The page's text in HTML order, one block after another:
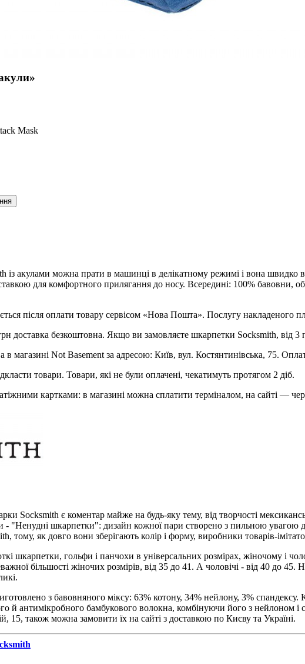
Mask
із акулами можна прати в машинці в делікатному режимі і вона швидко
для комфортного прилягання до носу. Всередині: 100% бавовни,
після оплати товару сервісом «Нова Пошта». Послугу накладеного
доставка безкоштовна. Якщо ви замовляєте шкарпетки Socksmith, від 3
магазині Not Basement за адресою: Київ, вул. Костянтинівська, 75.
товари. Товари, які не були оплачені, чекатимуть протягом 2 діб.
картками: в магазині можна сплатити терміналом, на сайті —
Socksmith є коментар майже на будь-яку тему, від творчості
- "Ненудні шкарпетки": дизайн кожної пари створено з пильною
тому, як довго вони зберігають колір і форму, виробники товарів-
шкарпетки, гольфи і панчохи в універсальних розмірах, жіночому і
більшості жіночих розмірів, від 35 до 41. А чоловічі - від 40 до
з бавовняного міксу: 63% котону, 34% нейлону, 3%
й антимікробного бамбукового волокна, комбінуючи його з
15, також можна замовити їх на сайті з доставкою по Києву та Україні.